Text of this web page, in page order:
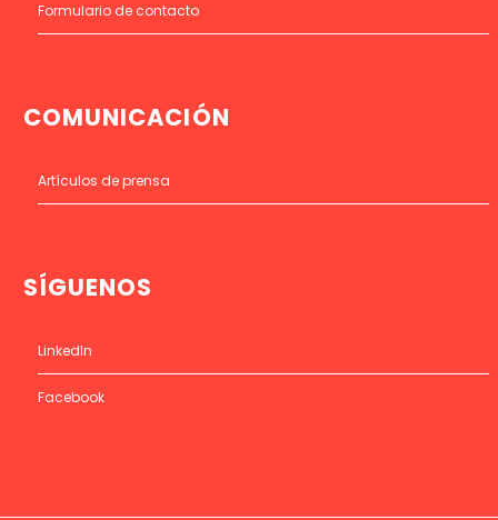
Formulario de contacto
COMUNICACIÓN
Artículos de prensa
SÍGUENOS
LinkedIn
Facebook